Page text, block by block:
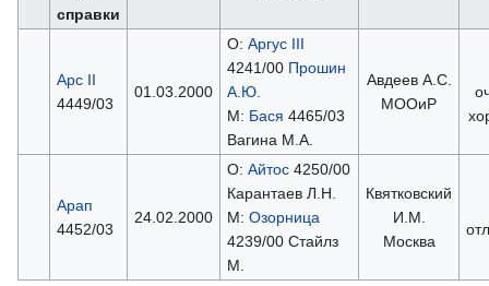
справки
Арс II
4449/03
01.03.2000
О: Аргус III
4241/00 Прошин
А.Ю.
М: Бася 4465/03
Вагина М.А.
Авдеев А.С.
МООиР
Арап
4452/03
24.02.2000
О: Айтос4250/00
Карантаев Л.Н.
М: Озорница
4239/00 Стайлз
М.
Квятковский
И.М.
Москва